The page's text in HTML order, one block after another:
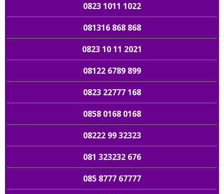
0823 1011 1022
081316 868 868
0823 10 11 2021
08122 6789 899
0823 22777 168
0858 0168 0168
08222 99 32323
081 323232 676
085 8777 67777